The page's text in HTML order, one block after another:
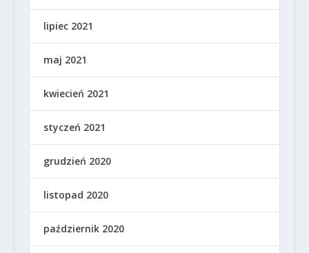
lipiec 2021
maj 2021
kwiecień 2021
styczeń 2021
grudzień 2020
listopad 2020
październik 2020